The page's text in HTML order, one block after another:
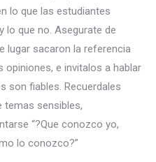
lo que las estudiantes
lo que no. Asegurate de
lugar sacaron la referencia
opiniones, e invitalos a hablar
son fiables. Recuerdales
temas sensibles,
“?Que conozco yo,
lo conozco?”